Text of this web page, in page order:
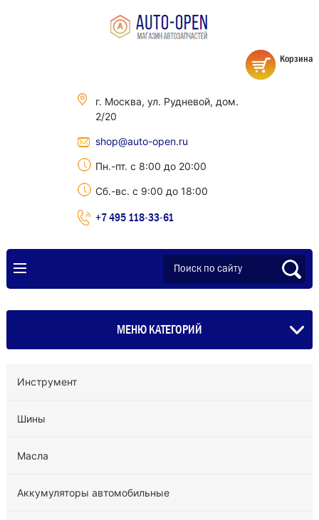
г. Москва, ул. Рудневой, дом.
2/20
shop@auto-open.ru
Пн.-пт. с 8:00 до 20:00
Сб.-вс. с 9:00 до 18:00
+7 495 118-33-61
Корзина
МЕНЮ КАТЕГОРИЙ
Инструмент
Шины
Масла
Аккумуляторы автомобильные